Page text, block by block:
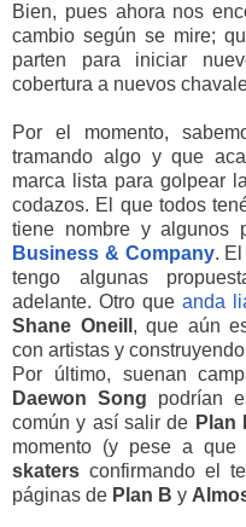
Bien, pues ahora nos
cambio según se mire;
parten para iniciar
cobertura a nuevos
Por el momento,
tramando algo y que
marca lista para golpear
codazos. El que todos
tiene nombre y algunos
Business & Company. El
tengo algunas
adelante. Otro que anda
Shane Oneill , que aún
con artistas y
Por último, suenan
Daewon Song podrían
común y así salir de Plan
momento (y pese a que
skaters confirmando el
páginas de Plan B y